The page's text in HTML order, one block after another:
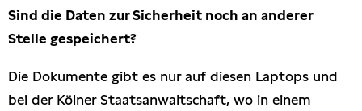
Sind die Daten zur Sicherheit noch an anderer
Stelle gespeichert?
Die Dokumente gibt es nur auf diesen Laptops und
bei der Kölner Staatsanwaltschaft, wo in einem